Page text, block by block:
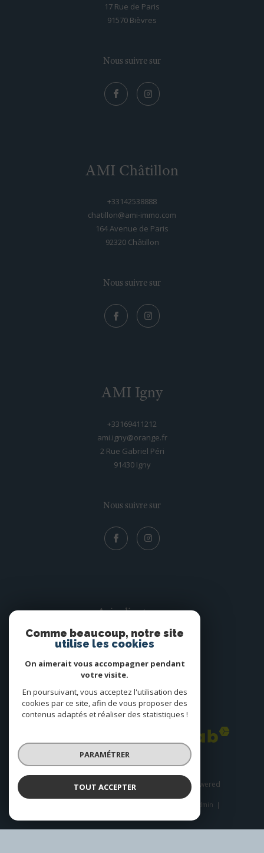
17 Rue de Paris
91570
bièvres
Nous suivre sur
AMI Châtillon
+33142538888
chatillon@ami-immo.com
164 Avenue de Paris
92320
châtillon
Nous suivre sur
AMI Igny
+33169411212
ami.igny@orange.fr
2 Rue Gabriel Péri
91430 igny
Nous suivre sur
Avis clients
Adhérents
© 2026 | Tous droits réservés | Traduction powered
Admin
Comme beaucoup, notre site
utilise les cookies
On aimerait vous accompagner pendant
votre visite.
En poursuivant, vous acceptez l'utilisation des
cookies par ce site, afin de vous proposer des
contenus adaptés et réaliser des statistiques !
PARAMÉTRER
TOUT ACCEPTER